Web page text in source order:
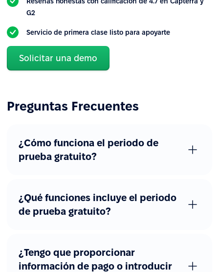
Importación y exportación
Informes y analíticas
Integraciones
incorporadas
Formularios básicos
Flujos de trabajo
avanzados
con flujos de aprobación
Catálogo de trabajos
G2
Servicio de primera clase listo para apoyarte
Solicitar una demo
Preguntas Frecuentes
¿Cómo funciona el periodo de
prueba gratuito?
¿Qué funciones incluye el periodo
de prueba gratuito?
¿Tengo que proporcionar
información de pago o introducir